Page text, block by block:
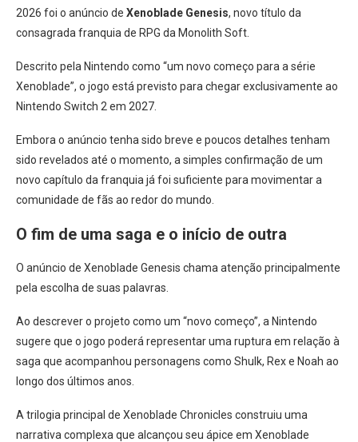
2026 foi o anúncio de Xenoblade Genesis, novo título da
consagrada franquia de RPG da Monolith Soft.
Descrito pela Nintendo como “um novo começo para a série
Xenoblade”, o jogo está previsto para chegar exclusivamente ao
Nintendo Switch 2 em 2027.
Embora o anúncio tenha sido breve e poucos detalhes tenham
sido revelados até o momento, a simples confirmação de um
novo capítulo da franquia já foi suficiente para movimentar a
comunidade de fãs ao redor do mundo.
O fim de uma saga e o início de outra
O anúncio de Xenoblade Genesis chama atenção principalmente
pela escolha de suas palavras.
Ao descrever o projeto como um “novo começo”, a Nintendo
sugere que o jogo poderá representar uma ruptura em relação à
saga que acompanhou personagens como Shulk, Rex e Noah ao
longo dos últimos anos.
A trilogia principal de Xenoblade Chronicles construiu uma
narrativa complexa que alcançou seu ápice em Xenoblade